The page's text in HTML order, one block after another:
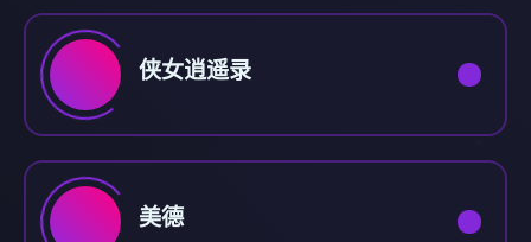
侠女逍遥录
美德